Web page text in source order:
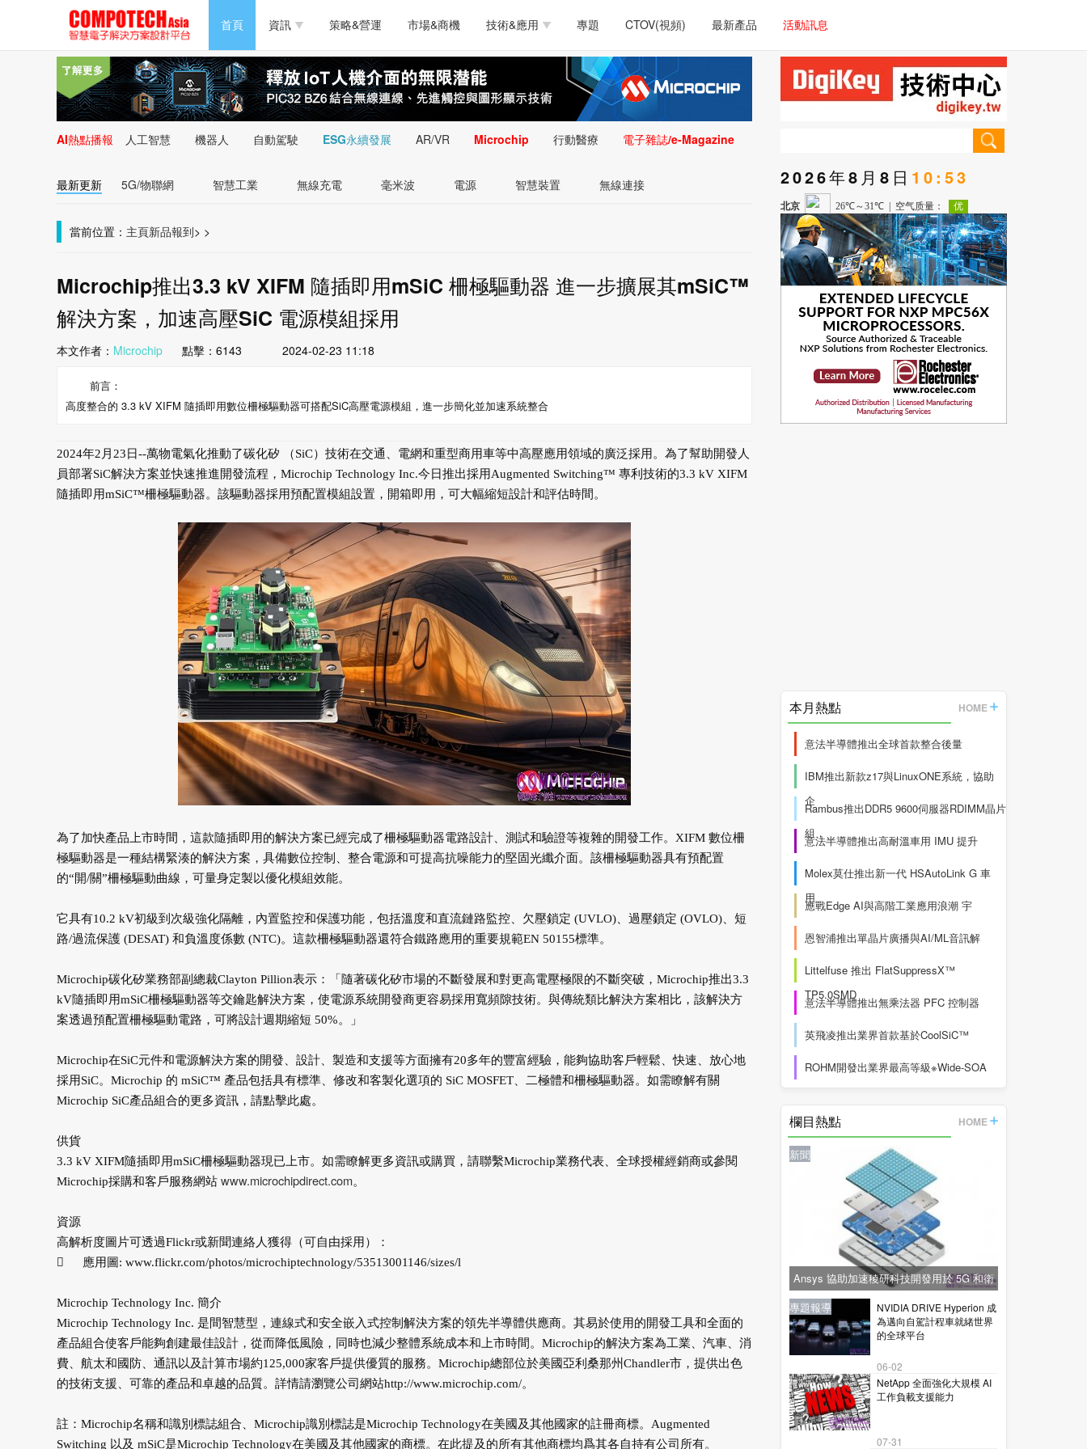
首頁 資訊
半導體/零組件 測試量測
PC/周邊 軟體/工具 醫療電子
新能源 人工智慧 安防監控
策略&營運 市場&商機 技術&應用
電源技術
醫療電子 通訊&網路
類比技術 LED/照明技術 微處理器/微控制器
嵌入技術 感測技術
專題 CTOV(視頻) 最新產品 活動訊息
PC/周邊 軟體/工具 醫療電子
新能源 人工智慧 安防監控
醫療電子 通訊&網路 介面技術
類比技術 LED/照明技術 微處理器/微控制器
嵌入技術 感測技術 量測儀器
智慧型視覺影像/監
控技術
AI熱點播報 人工智慧 機器人 自動駕駛 ESG永續發展 AR/VR Microchip 行動醫療 電子雜誌/e-Magazine
最新更新 5G/物聯網 智慧工業 無線充電 毫米波 電源 智慧裝置 無線連接
當前位置： 主頁 >
新品報到 >
Microchip推出3.3 kV XIFM 隨插即用mSiC 柵極驅動器 進一步擴展其mSiC™
解決方案，加速高壓SiC 電源模組採用
本文作者： Microchip點擊： 6143 2024-02-23 11:18
前言：
高度整合的 3.3 kV XIFM 隨插即用數位柵極驅動器可搭配SiC高壓電源模組，進一步簡化並加速系統整合
2024年2月23日--萬物電氣化推動了碳化矽 （SiC）技術在交通、電網和重型商用車等中高壓應用領域的廣泛採用。為了幫助開發人
員部署SiC解決方案並快速推進開發流程，Microchip Technology Inc.今日推出採用Augmented Switching™ 專利技術的3.3 kV XIFM
隨插即用mSiC™柵極驅動器。該驅動器採用預配置模組設置，開箱即用，可大幅縮短設計和評估時間。
為了加快產品上市時間，這款隨插即用的解決方案已經完成了柵極驅動器電路設計、測試和驗證等複雜的開發工作。XIFM 數位柵
極驅動器是一種結構緊湊的解決方案，具備數位控制、整合電源和可提高抗噪能力的堅固光纖介面。該柵極驅動器具有預配置
的“開/關”柵極驅動曲線，可量身定製以優化模組效能。
它具有10.2 kV初級到次級強化隔離，內置監控和保護功能，包括溫度和直流鏈路監控、欠壓鎖定 (UVLO)、過壓鎖定 (OVLO)、短
路/過流保護 (DESAT) 和負溫度係數 (NTC)。這款柵極驅動器還符合鐵路應用的重要規範EN 50155標準。
Microchip碳化矽業務部副總裁Clayton Pillion表示：「隨著碳化矽市場的不斷發展和對更高電壓極限的不斷突破，Microchip推出3.3
kV隨插即用mSiC柵極驅動器等交鑰匙解決方案，使電源系統開發商更容易採用寬頻隙技術。與傳統類比解決方案相比，該解決方
案透過預配置柵極驅動電路，可將設計週期縮短 50%。」
Microchip在SiC元件和電源解決方案的開發、設計、製造和支援等方面擁有20多年的豐富經驗，能夠協助客戶輕鬆、快速、放心地
採用SiC。Microchip 的 mSiC™ 產品包括具有標準、修改和客製化選項的 SiC MOSFET、二極體和柵極驅動器。如需瞭解有關
Microchip SiC產品組合的更多資訊，請點擊此處。
供貨
3.3 kV XIFM隨插即用mSiC柵極驅動器現已上市。如需瞭解更多資訊或購買，請聯繫Microchip業務代表、全球授權經銷商或參閱
Microchip採購和客戶服務網站 www.microchipdirect.com。
資源
高解析度圖片可透過Flickr或新聞連絡人獲得（可自由採用）：

應用圖: www.flickr.com/photos/microchiptechnology/53513001146/sizes/l
Microchip Technology Inc. 簡介
Microchip Technology Inc. 是間智慧型，連線式和安全嵌入式控制解決方案的領先半導體供應商。其易於使用的開發工具和全面的
產品組合使客戶能夠創建最佳設計，從而降低風險，同時也減少整體系統成本和上市時間。Microchip的解決方案為工業、汽車、消
費、航太和國防、通訊以及計算市場約125,000家客戶提供優質的服務。Microchip總部位於美國亞利桑那州Chandler市，提供出色
的技術支援、可靠的產品和卓越的品質。詳情請瀏覽公司網站http://www.microchip.com/。
註：Microchip名稱和識別標誌組合、Microchip識別標誌是Microchip Technology在美國及其他國家的註冊商標。Augmented
Switching 以及 mSiC是Microchip Technology在美國及其他國家的商標。在此提及的所有其他商標均爲其各自持有公司所有。
2026年8月8日 10:53
本月熱點 HOME
意法半導體推出全球首款整合後量
IBM推出新款z17與LinuxONE系統，協助
企
Rambus推出DDR5 9600伺服器RDIMM晶片
組，
意法半導體推出高耐溫車用 IMU 提升
Molex莫仕推出新一代 HSAutoLink G 車
用
應戰Edge AI與高階工業應用浪潮 宇
恩智浦推出單晶片廣播與AI/ML音訊解
Littelfuse 推出 FlatSuppressX™
TP5.0SMD
意法半導體推出無乘法器 PFC 控制器
英飛凌推出業界首款基於CoolSiC™
ROHM開發出業界最高等級※Wide-SOA
的
欄目熱點 HOME
新聞
Ansys 協助加速稜研科技開發用於 5G 和衛
星通訊的下一代毫米波技術
新聞
NVIDIA DRIVE Hyperion 成
為邁向自駕計程車就緒世界
的全球平台
06-02
新聞
NetApp 全面強化大規模 AI
工作負載支援能力
07-31
專題報導
新聞
專題報導